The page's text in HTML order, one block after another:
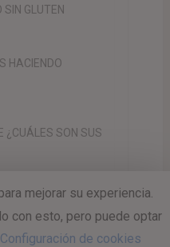
GLUTEN
HACIENDO
¿CUÁLES SON SUS
mejorar su experiencia.
con esto, pero puede optar
Configuración de cookies